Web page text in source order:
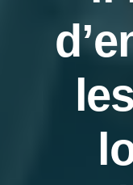
Actualités